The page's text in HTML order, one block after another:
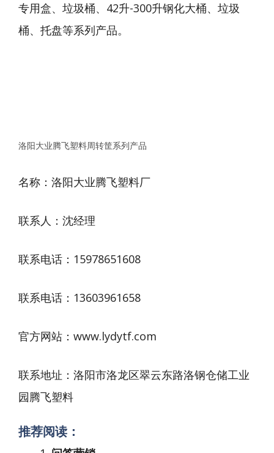
专用盒、垃圾桶、42升-300升钢化大桶、垃圾
桶、托盘等系列产品。
洛阳大业腾飞塑料周转筐系列产品
名称：洛阳大业腾飞塑料厂
联系人：沈经理
联系电话：15978651608
联系电话：13603961658
官方网站：www.lydytf.com
联系地址：洛阳市洛龙区翠云东路洛钢仓储工业
园腾飞塑料
推荐阅读：